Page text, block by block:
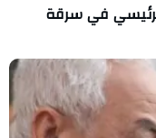
في سرقة